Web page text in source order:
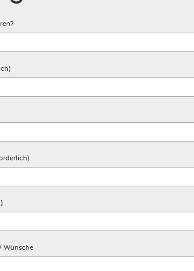
Wünsche